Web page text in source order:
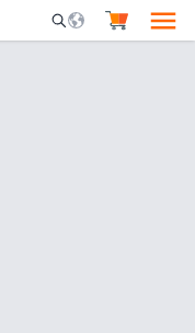
Mobile Search